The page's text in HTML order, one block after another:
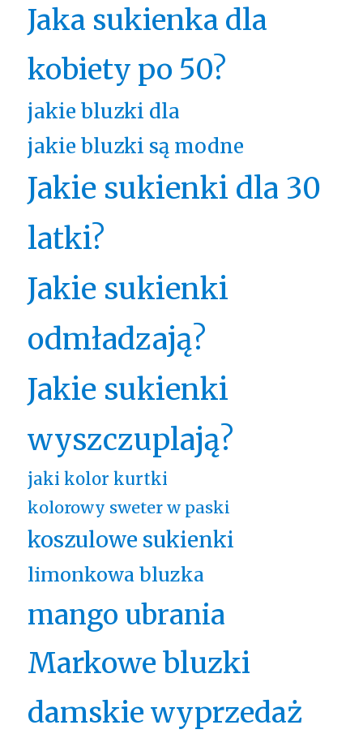
Jaka sukienka dla
kobiety po 50?
jakie bluzki dla
jakie bluzki są modne
Jakie sukienki dla 30
latki?
Jakie sukienki
odmładzają?
Jakie sukienki
wyszczuplają?
jaki kolor kurtki
kolorowy sweter w paski
koszulowe sukienki
limonkowa bluzka
mango ubrania
Markowe bluzki
damskie wyprzedaż